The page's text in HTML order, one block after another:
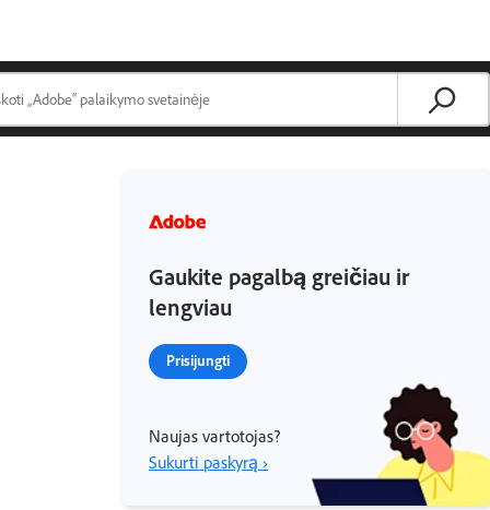
Gaukite pagalbą greičiau ir
lengviau
Prisijungti
Naujas vartotojas?
Sukurti paskyrą ›